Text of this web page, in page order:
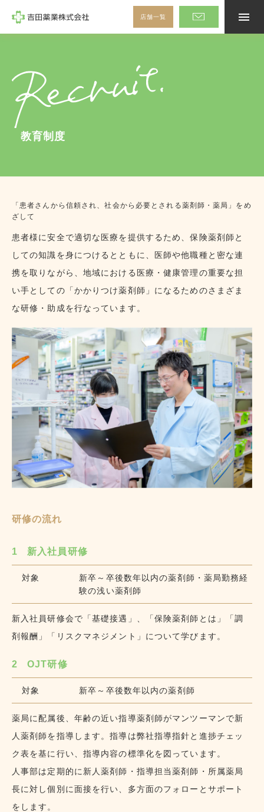
店舗一覧
メ
吉田薬業の取り組み
採用情報
中途採用者薬剤師募集要項
エントリー
会社概要
店舗一覧
お問い合わせ
教育制度
「患者さんから信頼され、社会から必要とされる薬剤師・薬局」をめ
ざして
患者様に安全で適切な医療を提供するため、保険薬剤師と
しての知識を身につけるとともに、医師や他職種と密な連
携を取りながら、地域における医療・健康管理の重要な担
い手としての「かかりつけ薬剤師」になるためのさまざま
な研修・助成を行なっています。
研修の流れ
1 新入社員研修
対象
新卒～卒後数年以内の薬剤師・薬局勤務経
験の浅い薬剤師
新入社員研修会で「基礎接遇」、「保険薬剤師とは」「調
剤報酬」「リスクマネジメント」について学びます。
2 OJT研修
対象 新卒～卒後数年以内の薬剤師
薬局に配属後、年齢の近い指導薬剤師がマンツーマンで新
人薬剤師を指導します。指導は弊社指導指針と進捗チェッ
ク表を基に行い、指導内容の標準化を図っています。
人事部は定期的に新人薬剤師・指導担当薬剤師・所属薬局
長に対し個別に面接を行い、多方面のフォローとサポート
をします。